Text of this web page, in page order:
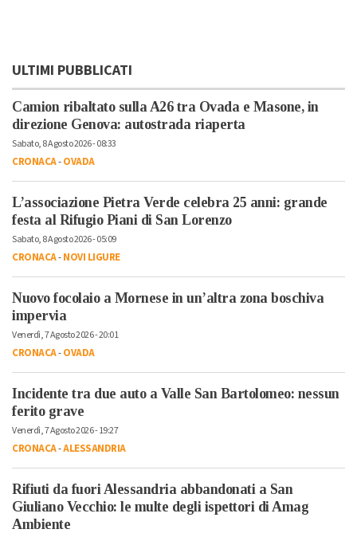
ULTIMI PUBBLICATI
Camion ribaltato sulla A26 tra Ovada e Masone, in
direzione Genova: autostrada riaperta
Sabato, 8 Agosto 2026 - 08:33
CRONACA-OVADA
L’associazione Pietra Verde celebra 25 anni: grande
festa al Rifugio Piani di San Lorenzo
Sabato, 8 Agosto 2026 - 05:09
CRONACA-NOVI LIGURE
Nuovo focolaio a Mornese in un’altra zona boschiva
impervia
Venerdì, 7 Agosto 2026 - 20:01
CRONACA-OVADA
Incidente tra due auto a Valle San Bartolomeo: nessun
ferito grave
Venerdì, 7 Agosto 2026 - 19:27
CRONACA-ALESSANDRIA
Rifiuti da fuori Alessandria abbandonati a San
Giuliano Vecchio: le multe degli ispettori di Amag
Ambiente